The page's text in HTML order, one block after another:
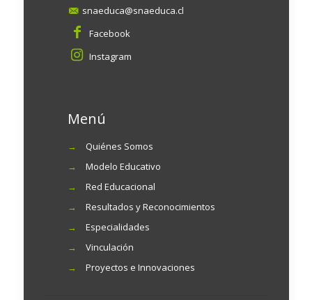
snaeduca@snaeduca.cl
Facebook
Instagram
Menú
→
Quiénes Somos
→
Modelo Educativo
→
Red Educacional
→
Resultados y Reconocimientos
→
Especialidades
→
Vinculación
→
Proyectos e Innovaciones